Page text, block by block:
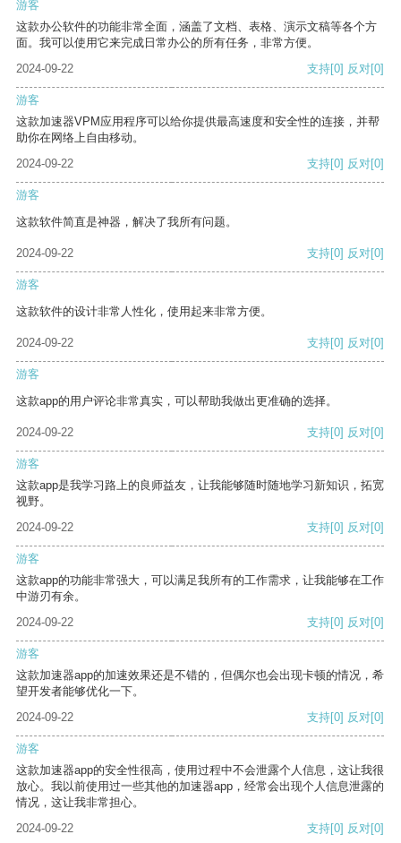
游客
这款办公软件的功能非常全面，涵盖了文档、表格、演示文稿等各个方
面。我可以使用它来完成日常办公的所有任务，非常方便。
2024-09-22
支持[0] 反对[0]
游客
这款加速器VPM应用程序可以给你提供最高速度和安全性的连接，并帮
助你在网络上自由移动。
2024-09-22
支持[0] 反对[0]
游客
这款软件简直是神器，解决了我所有问题。
2024-09-22 支持[0] 反对[0]
游客
这款软件的设计非常人性化，使用起来非常方便。
2024-09-22 支持[0] 反对[0]
游客
这款app的用户评论非常真实，可以帮助我做出更准确的选择。
2024-09-22 支持[0] 反对[0]
游客
这款app是我学习路上的良师益友，让我能够随时随地学习新知识，拓宽
视野。
2024-09-22
支持[0] 反对[0]
游客
这款app的功能非常强大，可以满足我所有的工作需求，让我能够在工作
中游刃有余。
2024-09-22
支持[0] 反对[0]
游客
这款加速器app的加速效果还是不错的，但偶尔也会出现卡顿的情况，希
望开发者能够优化一下。
2024-09-22
支持[0] 反对[0]
游客
这款加速器app的安全性很高，使用过程中不会泄露个人信息，这让我很
放心。我以前使用过一些其他的加速器app，经常会出现个人信息泄露的
情况，这让我非常担心。
2024-09-22
支持[0] 反对[0]